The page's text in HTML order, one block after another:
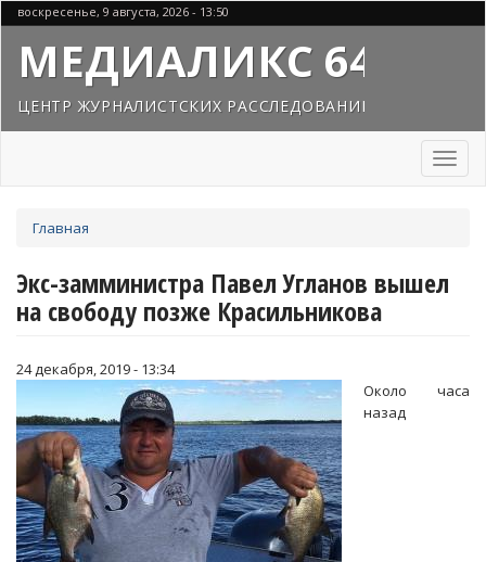
Перейти
к
основному
содержанию
воскресенье, 9 августа, 2026 - 13:50
МЕДИАЛИКС 64
ЦЕНТР ЖУРНАЛИСТСКИХ РАССЛЕДОВАНИЙ
Toggle
здесь
Главная
Экс-замминистра Павел Угланов вышел
на свободу позже Красильникова
24 декабря, 2019 - 13:34
Около часа
назад